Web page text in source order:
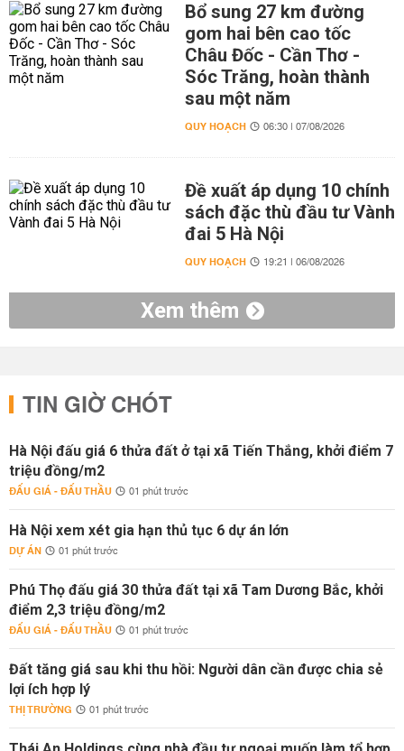
Bổ sung 27 km đường
gom hai bên cao tốc
Châu Đốc - Cần Thơ -
Sóc Trăng, hoàn thành
sau một năm
QUY HOẠCH 06:30 | 07/08/2026
Đề xuất áp dụng 10 chính
sách đặc thù đầu tư Vành
đai 5 Hà Nội
QUY HOẠCH 19:21 | 06/08/2026
Xem thêm
TIN GIỜ CHÓT
Hà Nội đấu giá 6 thửa đất ở tại xã Tiến Thắng, khởi điểm 7
triệu đồng/m2
ĐẤU GIÁ - ĐẤU THẦU 01 phút trước
Hà Nội xem xét gia hạn thủ tục 6 dự án lớn
DỰ ÁN 01 phút trước
Phú Thọ đấu giá 30 thửa đất tại xã Tam Dương Bắc, khởi
điểm 2,3 triệu đồng/m2
ĐẤU GIÁ - ĐẤU THẦU 01 phút trước
Đất tăng giá sau khi thu hồi: Người dân cần được chia sẻ
lợi ích hợp lý
THỊ TRƯỜNG 01 phút trước